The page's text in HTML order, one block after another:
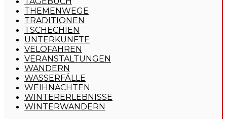
THEMENWEGE
TRADITIONEN
TSCHECHIEN
UNTERKÜNFTE
VELOFAHREN
VERANSTALTUNGEN
WANDERN
WASSERFÄLLE
WEIHNACHTEN
WINTERERLEBNISSE
WINTERWANDERN